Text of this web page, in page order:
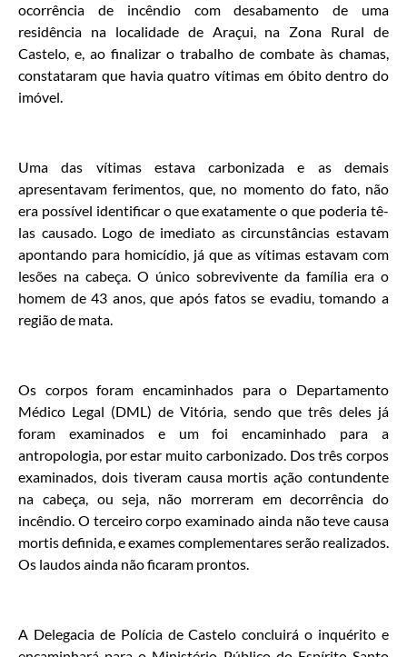
ocorrência de incêndio com desabamento de uma
residência na localidade de Araçui, na Zona Rural de
Castelo, e, ao finalizar o trabalho de combate às chamas,
constataram que havia quatro vítimas em óbito dentro do
imóvel.
Uma das vítimas estava carbonizada e as demais
apresentavam ferimentos, que, no momento do fato, não
era possível identificar o que exatamente o que poderia tê-
las causado. Logo de imediato as circunstâncias estavam
apontando para homicídio, já que as vítimas estavam com
lesões na cabeça. O único sobrevivente da família era o
homem de 43 anos, que após fatos se evadiu, tomando a
região de mata.
Os corpos foram encaminhados para o Departamento
Médico Legal (DML) de Vitória, sendo que três deles já
foram examinados e um foi encaminhado para a
antropologia, por estar muito carbonizado. Dos três corpos
examinados, dois tiveram causa mortis ação contundente
na cabeça, ou seja, não morreram em decorrência do
incêndio. O terceiro corpo examinado ainda não teve causa
mortis definida, e exames complementares serão realizados.
Os laudos ainda não ficaram prontos.
A Delegacia de Polícia de Castelo concluirá o inquérito e